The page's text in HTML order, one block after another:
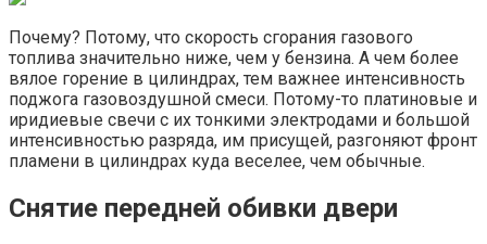
Почему? Потому, что скорость сгорания газового
топлива значительно ниже, чем у бензина. А чем более
вялое горение в цилиндрах, тем важнее интенсивность
поджога газовоздушной смеси. Потому-то платиновые и
иридиевые свечи с их тонкими электродами и большой
интенсивностью разряда, им присущей, разгоняют фронт
пламени в цилиндрах куда веселее, чем обычные.
Снятие передней обивки двери